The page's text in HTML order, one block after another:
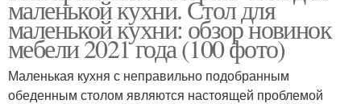
маленькой кухни. Стол для
маленькой кухни: обзор новинок
мебели 2021 года (100 фото)
Маленькая кухня с неправильно подобранным
обеденным столом являются настоящей проблемой